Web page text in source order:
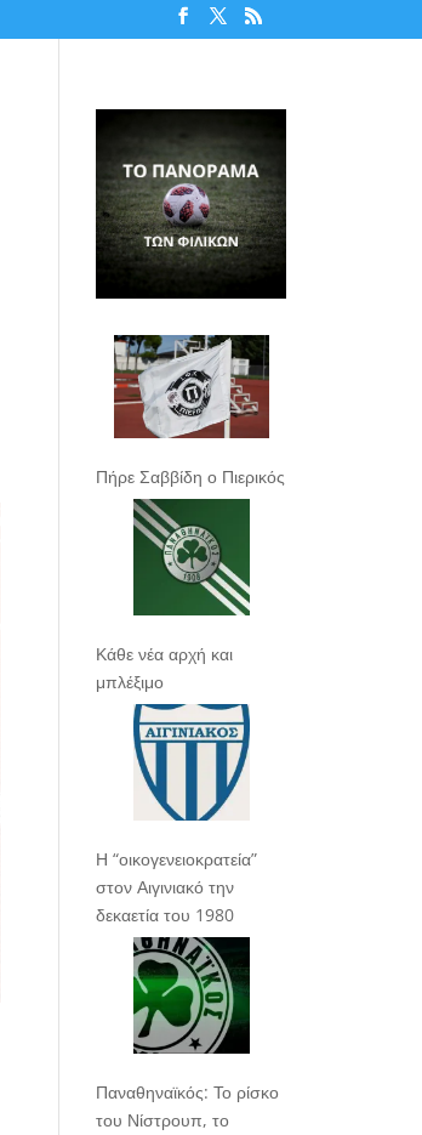
Πήρε Σαββίδη ο Πιερικός
Κάθε νέα αρχή και
μπλέξιμο
Η “οικογενειοκρατεία”
στον Αιγινιακό την
δεκαετία του 1980
Παναθηναϊκός: Το ρίσκο
του Νίστρουπ, το